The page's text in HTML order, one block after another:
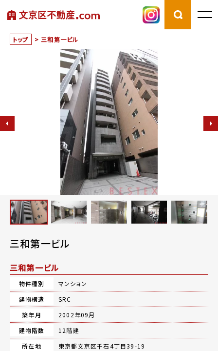
トップ > 三和第一ビル
三和第一ビル
三和第一ビル
物件種別
マンション
建物構造
SRC
築年月
2002年09月
建物階数
12階建
所在地
東京都文京区千石4丁目39-19